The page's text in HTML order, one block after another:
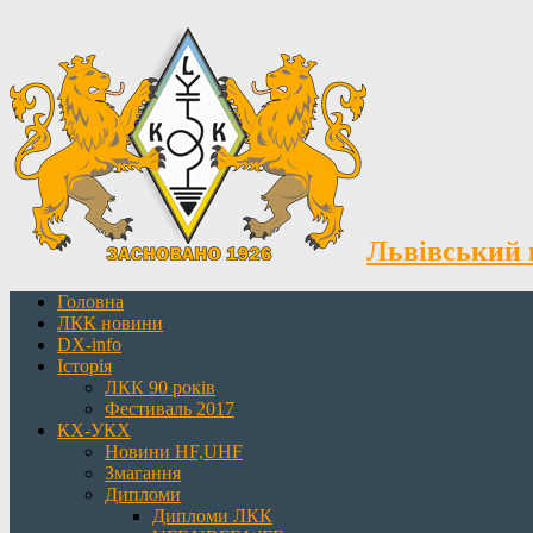
Львівський
Головна
ЛКК новини
DX-info
Історія
ЛКК 90 років
Фестиваль 2017
КХ-УКХ
Новини HF,UHF
Змагання
Дипломи
Дипломи ЛКК